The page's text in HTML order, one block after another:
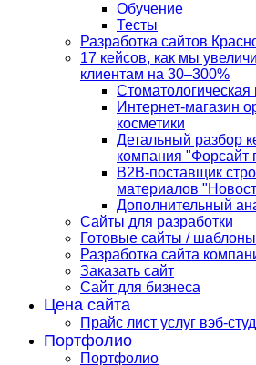
Обучение
Тесты
Разработка сайтов
17 кейсов, как мы
клиентам на 30–300%
Интернет-магазин
косметики
Детальный разбор
компания "Форсайт
B2B-поставщик
материалов
Дополнительный
Сайты для разработки
Готовые сайты / шаблоны
Разработка сайта
Заказать сайт
Сайт для бизнеса
Цена сайта
Прайс лист услуг вэб-
Портфолио
Портфолио